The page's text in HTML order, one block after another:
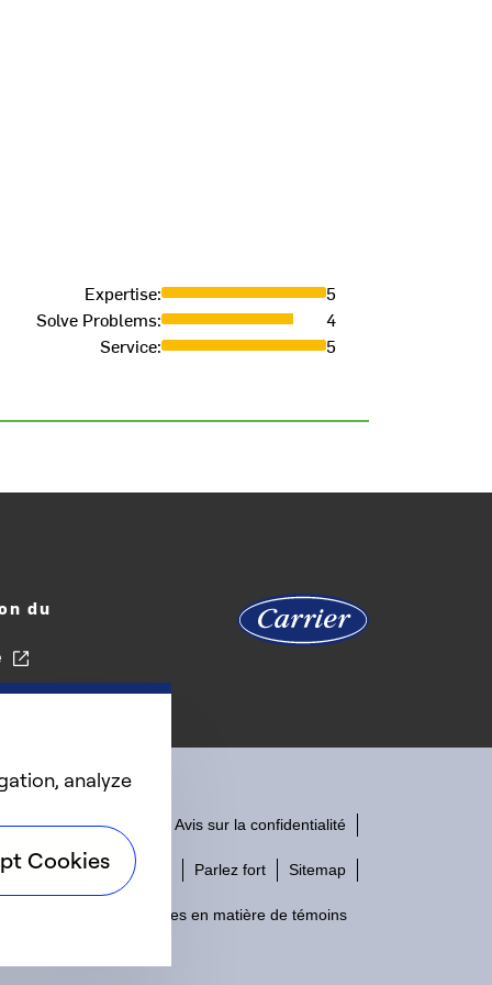
Expertise:
5
Solve Problems:
4
Service: 5
du
Accessibilité Avis sur la confidentialité
Conditions d'utilisation Parlez fort Sitemap
Préférences en matière de témoins
analyze
Cookies